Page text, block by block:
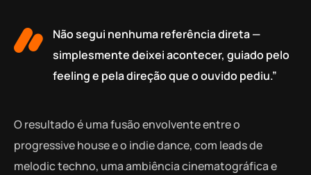
Não segui nenhuma referência direta —
simplesmente deixei acontecer, guiado pelo
feeling e pela direção que o ouvido pediu.”
O resultado é uma fusão envolvente entre o
progressive house e o indie dance, com leads de
melodic techno, uma ambiência cinematográfica e